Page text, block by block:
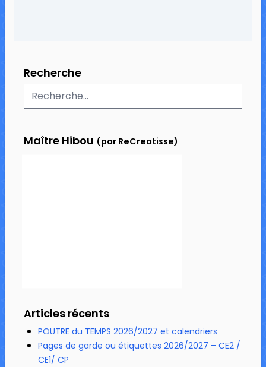
Recherche
Maître Hibou (par ReCreatisse)
Articles récents
POUTRE du TEMPS 2026/2027 et calendriers
Pages de garde ou étiquettes 2026/2027 – CE2 /
CE1/ CP